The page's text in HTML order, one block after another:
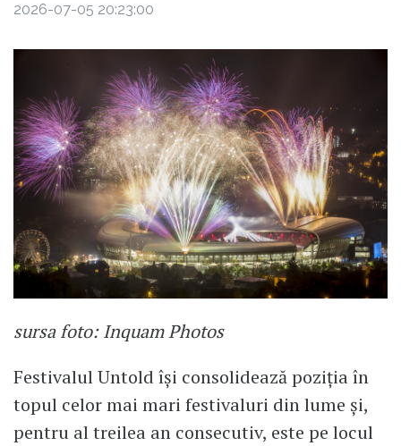
2026-07-05 20:23:00
sursa foto: Inquam Photos
Festivalul Untold își consolidează poziția în
topul celor mai mari festivaluri din lume și,
pentru al treilea an consecutiv, este pe locul